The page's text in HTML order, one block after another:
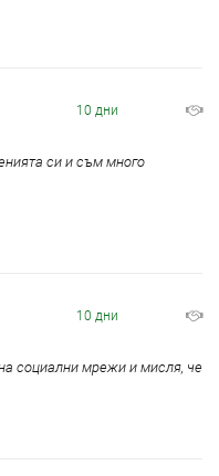
си и съм много
10 дни
социални мрежи и мисля, че
10 дни